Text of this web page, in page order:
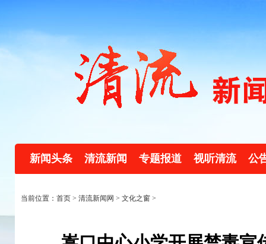
新闻头条 清流新闻 专题报道 视听清流 公
当前位置：首页 > 清流新闻网 > 文化之窗 >